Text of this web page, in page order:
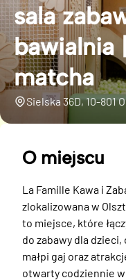
sala
bawialnia
matcha
Sielska 36D, 10-801
O miejscu
La Famille Kawa i
zlokalizowana w
to miejsce, które
do zabawy dla
małpi gaj oraz
otwarty codziennie w